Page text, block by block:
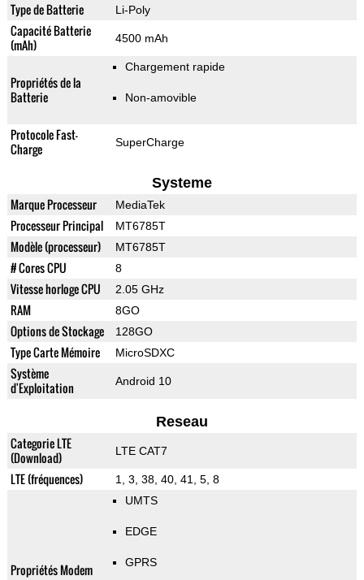
Type de Batterie Li-Poly
Capacité Batterie
(mAh)
4500 mAh
Propriétés de la
Batterie
Chargement rapide
Non-amovible
Protocole Fast-
Charge
SuperCharge
Systeme
Marque Processeur MediaTek
Processeur Principal MT6785T
Modèle (processeur) MT6785T
# Cores CPU 8
Vitesse horloge CPU 2.05 GHz
RAM 8GO
Options de Stockage 128GO
Type Carte Mémoire MicroSDXC
Système
d'Exploitation
Android 10
Reseau
Categorie LTE
(Download)
LTE CAT7
LTE (fréquences) 1, 3, 38, 40, 41, 5, 8
Propriétés Modem
UMTS
EDGE
GPRS